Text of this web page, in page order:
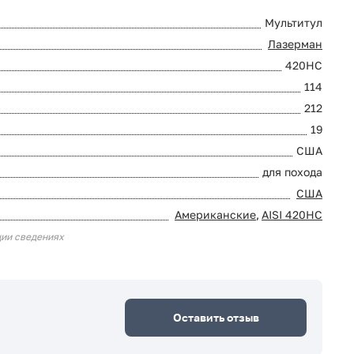
Мультитул
Лазерман
420HC
114
212
19
США
для похода
США
Американские, AISI 420HC
сведениях
Оставить отзыв